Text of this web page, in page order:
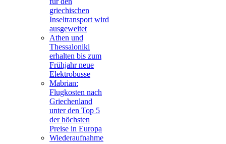
griechischen
Inseltransport wird
ausgeweitet
Athen und
Thessaloniki
erhalten bis zum
Frühjahr neue
Elektrobusse
Mabrian:
Flugkosten nach
Griechenland
unter den Top 5
der höchsten
Preise in Europa
Wiederaufnahme